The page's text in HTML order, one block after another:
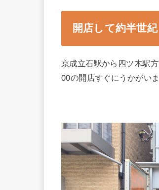
開店して約半世
京成立石駅から四ツ木駅
00の開店すぐにうかがいま